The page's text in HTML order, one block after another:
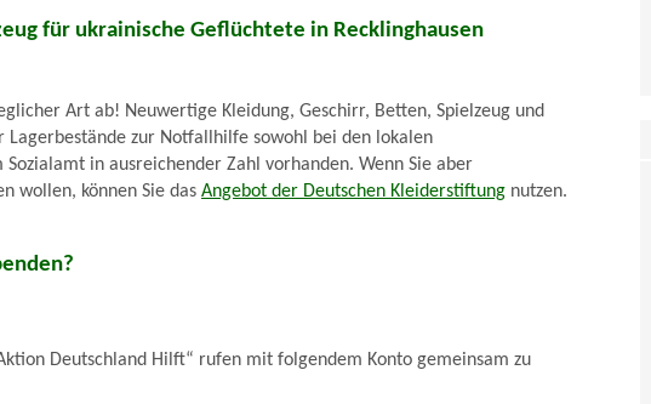
für ukrainische Geflüchtete in Recklinghausen
Art ab! Neuwertige Kleidung, Geschirr, Betten, Spielzeug und
Lagerbestände zur Notfallhilfe sowohl bei den lokalen
in ausreichender Zahl vorhanden. Wenn Sie aber
wollen, können Sie das Angebot der Deutschen Kleiderstiftung nutzen.
Deutschland Hilft“ rufen mit folgendem Konto gemeinsam zu